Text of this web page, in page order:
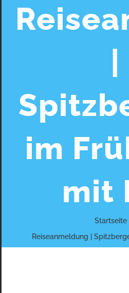
im
mit
Startseite
Reiseanmeldung |